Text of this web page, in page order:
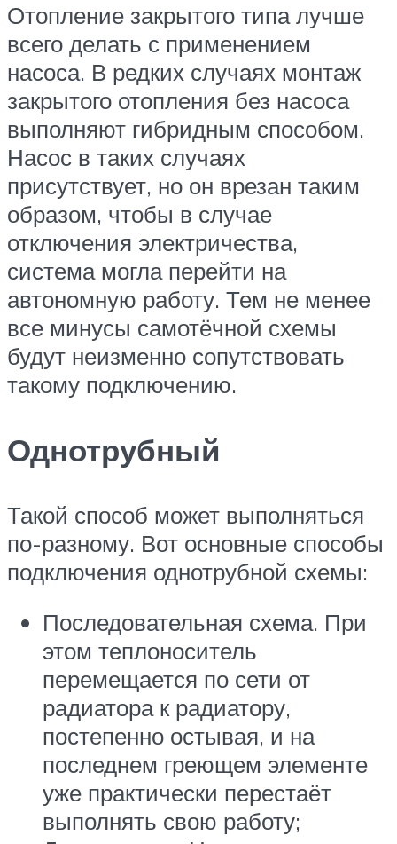
Отопление закрытого типа лучше
всего делать с применением
насоса. В редких случаях монтаж
закрытого отопления без насоса
выполняют гибридным способом.
Насос в таких случаях
присутствует, но он врезан таким
образом, чтобы в случае
отключения электричества,
система могла перейти на
автономную работу. Тем не менее
все минусы самотёчной схемы
будут неизменно сопутствовать
такому подключению.
Однотрубный
Такой способ может выполняться
по-разному. Вот основные способы
подключения однотрубной схемы:
Последовательная схема. При
этом теплоноситель
перемещается по сети от
радиатора к радиатору,
постепенно остывая, и на
последнем греющем элементе
уже практически перестаёт
выполнять свою работу;